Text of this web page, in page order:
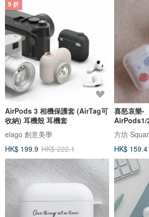
9 折
AirPods 3 相機保護套 (AirTag可
收納) 耳機殼 耳機套
elago 創意美學
HK$ 199.9 HK$ 222.1
喜怒哀樂-
AirPods1/
韓國連體耳
方坊
HK$ 159.4